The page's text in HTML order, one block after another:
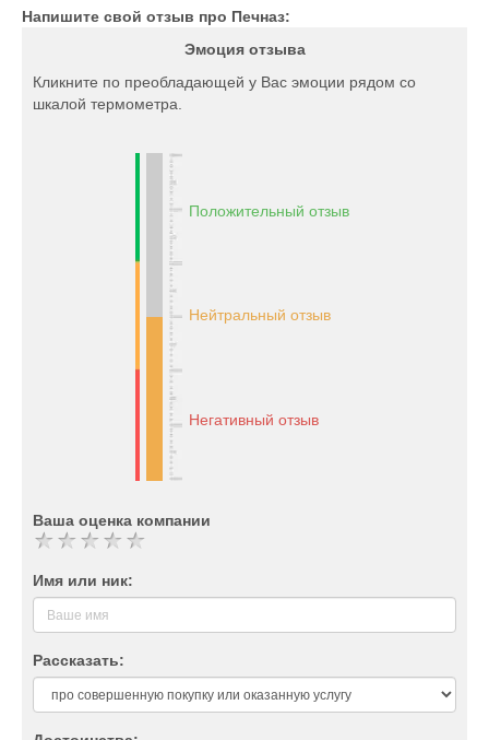
Напишите свой отзыв про Печназ:
Эмоция отзыва
Кликните по преобладающей у Вас эмоции рядом со
шкалой термометра.
Положительный отзыв
Нейтральный отзыв
Негативный отзыв
Ваша оценка компании
Имя или ник:
Рассказать: